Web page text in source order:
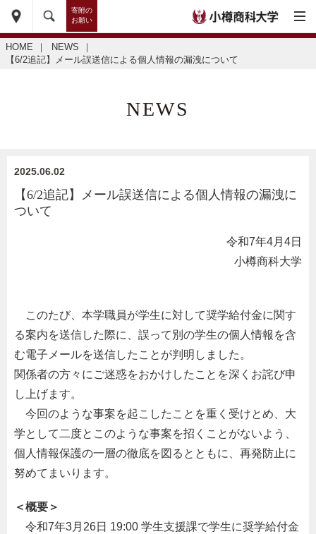
寄附の
お願い
HOME ｜ NEWS
｜
【6/2追記】メール誤送信による個人情報の漏洩について
NEWS
2025.06.02
【6/2追記】メール誤送信による個人情報の漏洩に
ついて
令和7年4月4日
小樽商科大学
このたび、本学職員が学生に対して奨学給付金に関す
る案内を送信した際に、誤って別の学生の個人情報を含
む電子メールを送信したことが判明しました。
関係者の方々にご迷惑をおかけしたことを深くお詫び申
し上げます。
今回のような事案を起こしたことを重く受けとめ、大
学として二度とこのような事案を招くことがないよう、
個人情報保護の一層の徹底を図るとともに、再発防止に
努めてまいります。
＜概要＞
令和7年3月26日 19:00 学生支援課で学生に奨学給付金